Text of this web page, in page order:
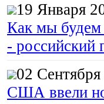
19 Января
Как мы будем
- российский
02
США ввели